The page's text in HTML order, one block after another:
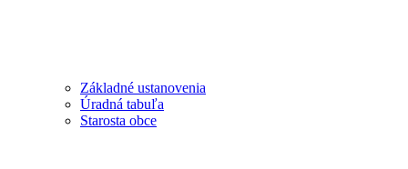
Základné ustanovenia
Úradná tabuľa
Starosta obce